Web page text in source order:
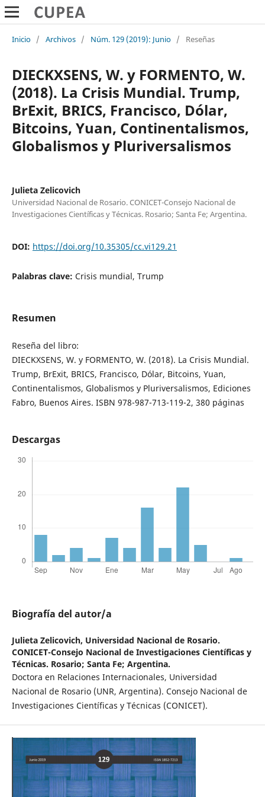
Inicio / Archivos / Núm. 129 (2019): Junio / Reseñas
DIECKXSENS, W. y FORMENTO, W.
(2018). La Crisis Mundial. Trump,
BrExit, BRICS, Francisco, Dólar,
Bitcoins, Yuan, Continentalismos,
Globalismos y Pluriversalismos
Julieta Zelicovich
Universidad Nacional de Rosario. CONICET-Consejo Nacional de
Investigaciones Científicas y Técnicas. Rosario; Santa Fe; Argentina.
DOI: https://doi.org/10.35305/cc.vi129.21
Palabras clave: Crisis mundial, Trump
Resumen
Reseña del libro:
DIECKXSENS, W. y FORMENTO, W. (2018). La Crisis Mundial.
Trump, BrExit, BRICS, Francisco, Dólar, Bitcoins, Yuan,
Continentalismos, Globalismos y Pluriversalismos, Ediciones
Fabro, Buenos Aires. ISBN 978-987-713-119-2, 380 páginas
Descargas
Biografía del autor/a
Julieta Zelicovich, Universidad Nacional de Rosario.
CONICET-Consejo Nacional de Investigaciones Científicas y
Técnicas. Rosario; Santa Fe; Argentina.
Doctora en Relaciones Internacionales, Universidad
Nacional de Rosario (UNR, Argentina). Consejo Nacional de
Investigaciones Científicas y Técnicas (CONICET).